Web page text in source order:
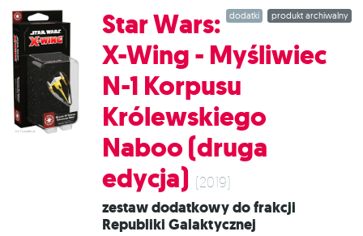
stanowią siłę, z którą trzeba się liczyć. W tym
zestawie znajduje się wszystko, co niezbędne,
ARC-170.
produkt archiwalny
dodatki
Star Wars:
X-Wing - Myśliwiec
N-1 Korpusu
Królewskiego
Naboo (druga
edycja) (2019)
Zestaw dodatkowy do frakcji
Republiki Galaktycznej